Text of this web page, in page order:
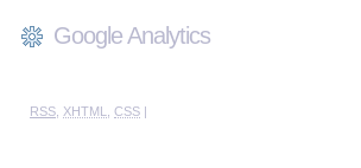
Google Analytics
RSS XHTML CSS